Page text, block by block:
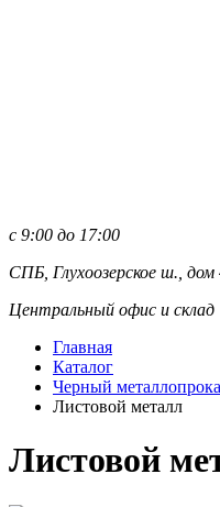
с 9:00 до 17:00
СПБ, Глухоозерское ш.,
Центральный офис и склад
Главная
Каталог
Черный
Листовой металл
Листовой